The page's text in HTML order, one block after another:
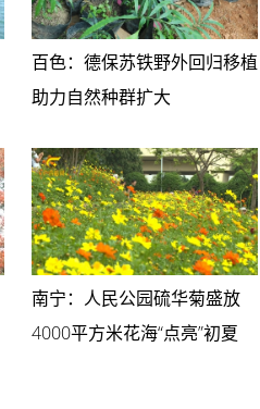
百色：德保苏铁野外回归移植
助力自然种群扩大
南宁：人民公园硫华菊盛放
4000平方米花海“点亮”初夏